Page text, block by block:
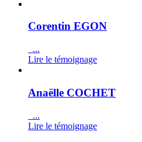
Corentin EGON
...
Lire le témoignage
Anaëlle COCHET
...
Lire le témoignage